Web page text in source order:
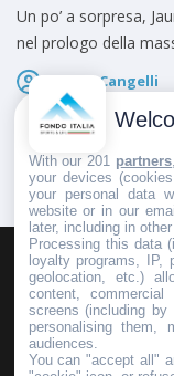
Un po’ a sorpresa,
nel prologo della
Marco Cangelli
Pubblicato il
HOMEPAGE
PUBBLICITÀSCRIVI AL
With our 201 partners
your devices
your personal data
website or in our
later, including in
Processing this data
loyalty programs, IP,
geolocation, etc.)
content,
screens (including by
personalising them,
audiences.
You can "accept all"